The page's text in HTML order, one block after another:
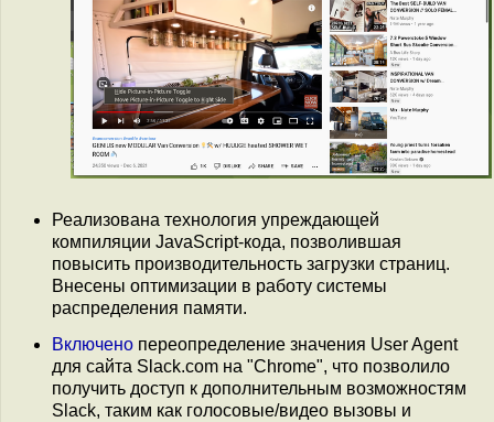
Реализована технология упреждающей
компиляции JavaScript-кода, позволившая
повысить производительность загрузки страниц.
Внесены оптимизации в работу системы
распределения памяти.
Включено переопределение значения User Agent
для сайта Slack.com на "Chrome", что позволило
получить доступ к дополнительным возможностям
Slack, таким как голосовые/видео вызовы и